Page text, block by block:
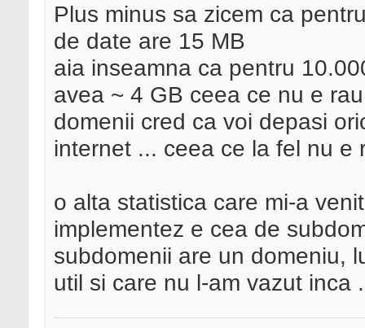
Plus minus sa zicem ca
de date are 15 MB
aia inseamna ca pentru
avea ~ 4 GB ceea ce nu e
domenii cred ca voi depasi
internet ... ceea ce la fel nu e
o alta statistica care mi-a
implementez e cea de
subdomenii are un domeniu,
util si care nu l-am vazut inca